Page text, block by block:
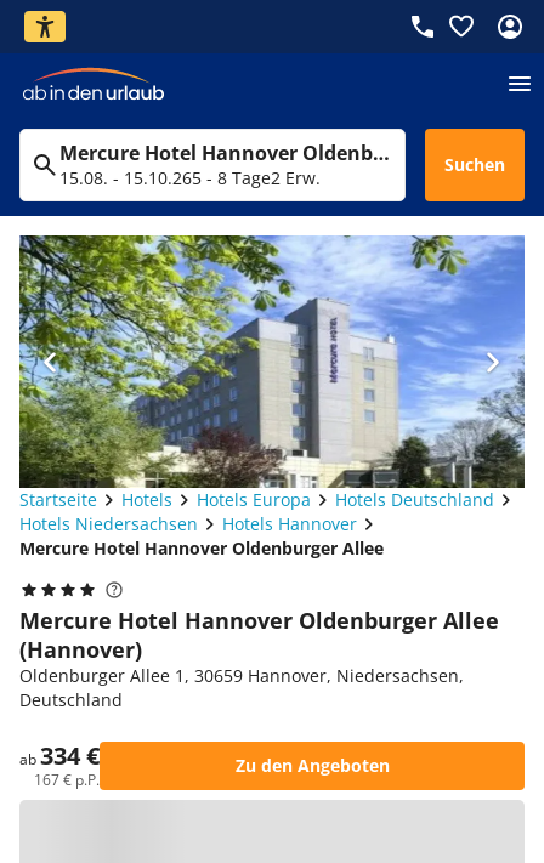
Mercure Hotel Hannover Oldenburger Allee
15.08. - 15.10.265 - 8 Tage2 Erw.
Suchen
Startseite Hotels Hotels Europa
Hotels Deutschland
Hotels Niedersachsen
Hotels Hannover
Mercure Hotel Hannover Oldenburger Allee
Mercure Hotel Hannover Oldenburger Allee
(Hannover)
Oldenburger Allee 1, 30659 Hannover, Niedersachsen,
Deutschland
ab334 €
167 € p.P.
Zu den Angeboten